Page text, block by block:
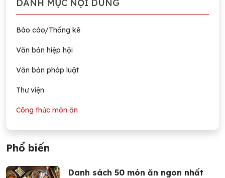
DANH MỤC NỘI DUNG
Báo cáo/Thống kê
Văn bản hiệp hội
Văn bản pháp luật
Thư viện
Công thức món ăn
Phổ biến
Danh sách 50 món ăn ngon nhất